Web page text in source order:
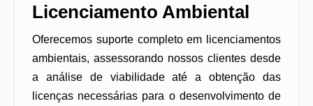
Licenciamento Ambiental
Oferecemos suporte completo em licenciamentos
ambientais, assessorando nossos clientes desde
a análise de viabilidade até a obtenção das
licenças necessárias para o desenvolvimento de